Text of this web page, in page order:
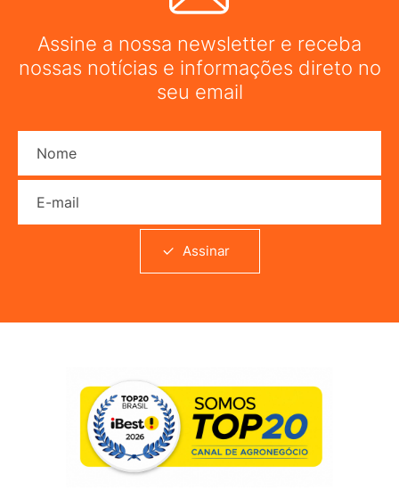
Assine a nossa newsletter e receba
nossas notícias e informações direto no
seu email
Assinar